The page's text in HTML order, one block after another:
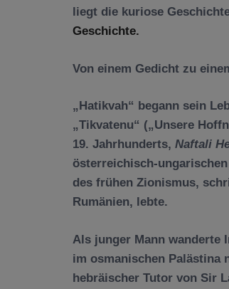
liegt die kuriose
Geschichte.
Von einem Gedicht zu
„Hatikvah“ begann sein
„Tikvatenu“ („Unsere
19. Jahrhunderts, Naftali
österreichisch-
des frühen Zionismus,
Rumänien, lebte.
Als junger Mann wanderte
im osmanischen Palästina
hebräischer Tutor von Sir